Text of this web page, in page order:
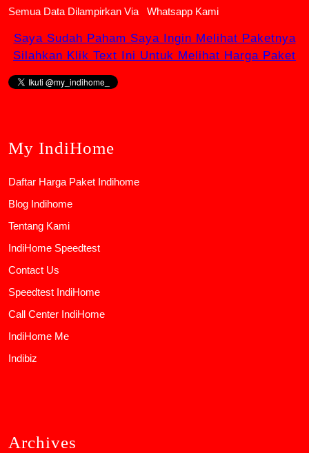
Semua Data Dilampirkan Via Whatsapp Kami
Saya Sudah Paham Saya Ingin Melihat Paketnya
Silahkan Klik Text Ini Untuk Melihat Harga Paket
My IndiHome
Daftar Harga Paket Indihome
Blog Indihome
Tentang Kami
IndiHome Speedtest
Contact Us
Speedtest IndiHome
Call Center IndiHome
IndiHome Me
Indibiz
Archives